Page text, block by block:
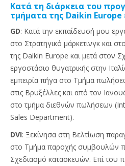
Κατά τη διάρκεια του
τμήματα της Daikin
GD: Κατά την εκπαίδευσή μου
στο Στρατηγικό μάρκετινγκ και
της Daikin Europe και μετά στον
εργοστάσιο θυγατρικής στην
εμπειρία πήγα στο Τμήμα
στις Βρυξέλλες και από τον
στο τμήμα διεθνών πωλήσεων
Sales Department).
DVI: Ξεκίνησα στη Βελτίωση
στο Τμήμα παροχής συμβουλών
Σχεδιασμό κατασκευών. Επί του